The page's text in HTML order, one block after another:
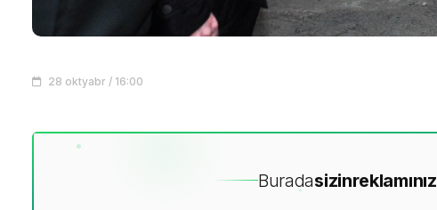
28 oktyabr / 16:00
Buradasizinreklamınız